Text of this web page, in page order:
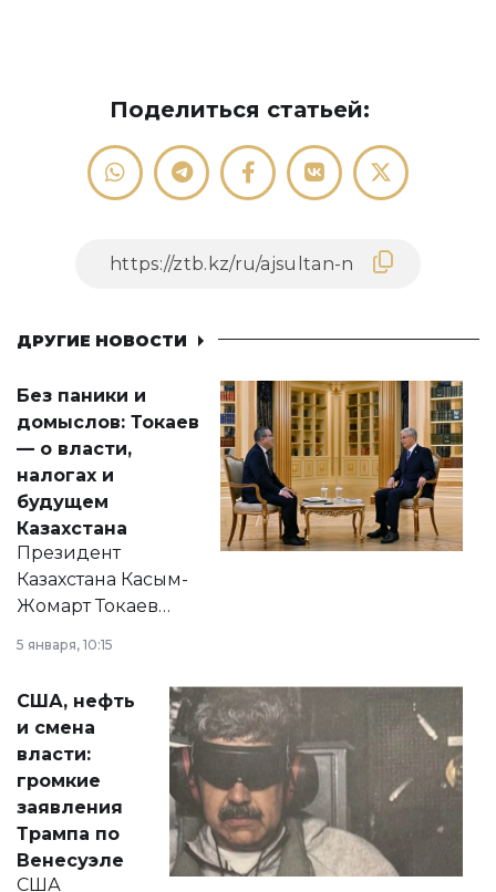
Поделиться статьей:
ДРУГИЕ НОВОСТИ
Без паники и
домыслов: Токаев
— о власти,
налогах и
будущем
Казахстана
Президент
Казахстана Касым-
Жомарт Токаев
сразу несколько
актуальных тем —
от слухов о
политических
реформах до
вопросов армии,
экономики и
личного здоровья.
5 января, 10:15
США, нефть
и смена
власти:
громкие
заявления
Трампа по
Венесуэле
США